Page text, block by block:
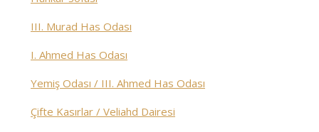
III. Murad Has Odası
I. Ahmed Has Odası
Yemiş Odası / III. Ahmed Has Odası
Çifte Kasırlar / Veliahd Dairesi